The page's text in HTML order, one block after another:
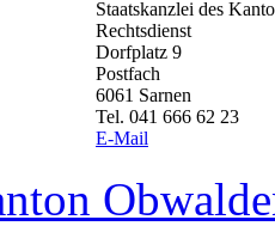
Staatskanzlei des
Rechtsdienst
Dorfplatz 9
Postfach
6061 Sarnen
Tel. 041 666 62 23
E-Mail